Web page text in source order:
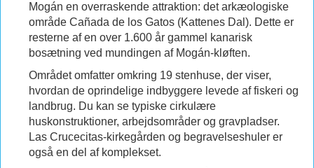
Mogán en overraskende attraktion: det arkæologiske
område Cañada de los Gatos (Kattenes Dal). Dette er
resterne af en over 1.600 år gammel kanarisk
bosætning ved mundingen af Mogán-kløften.
Området omfatter omkring 19 stenhuse, der viser,
hvordan de oprindelige indbyggere levede af fiskeri og
landbrug. Du kan se typiske cirkulære
huskonstruktioner, arbejdsområder og gravpladser.
Las Crucecitas-kirkegården og begravelseshuler er
også en del af komplekset.